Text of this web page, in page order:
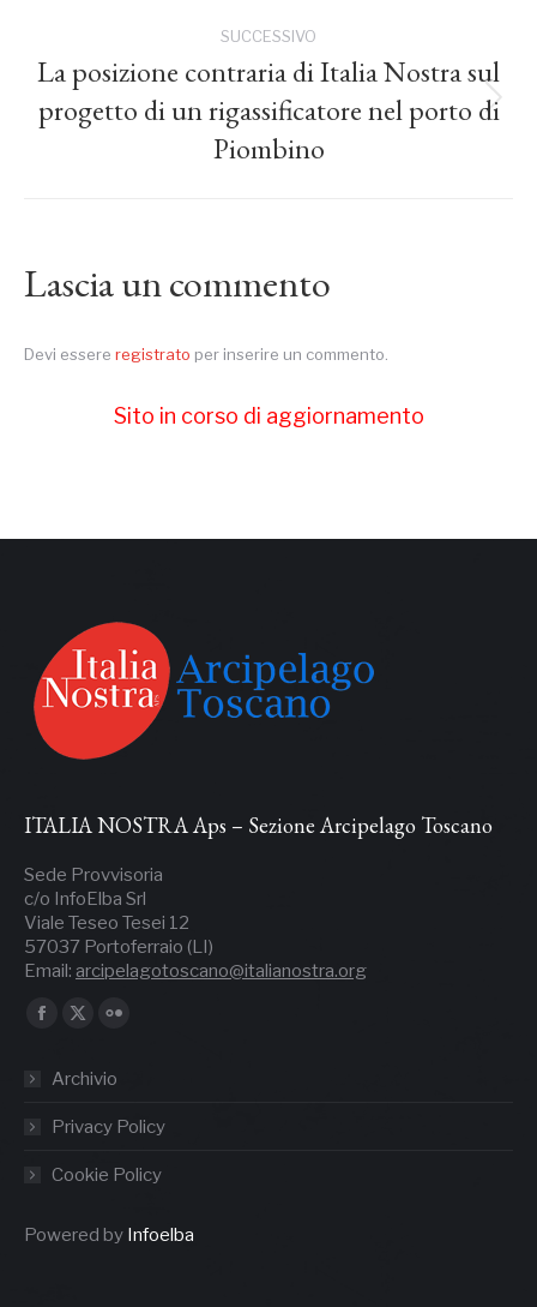
post
SUCCESSIVO
Prossimo
post:
La posizione contraria di Italia Nostra sul
progetto di un rigassificatore nel porto di
Piombino
Lascia un commento
Devi essere registrato per inserire un commento.
Sito in corso di aggiornamento
ITALIA NOSTRA Aps – Sezione Arcipelago Toscano
Sede Provvisoria
c/o InfoElba Srl
Viale Teseo Tesei 12
57037 Portoferraio (LI)
Email: arcipelagotoscano@italianostra.org
Ci puoi trovare su:
Facebook
opens
in
window
X
opens
in
window
opens
in
window
Archivio
Privacy Policy
Cookie Policy
Powered by Infoelba